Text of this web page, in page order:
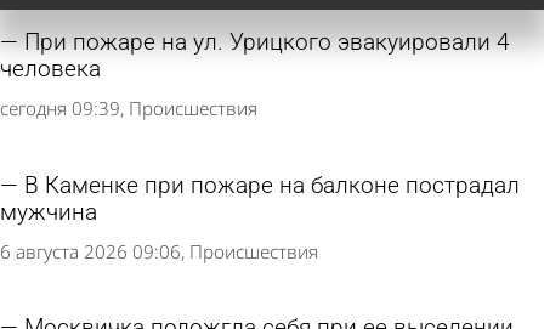
При пожаре на ул. Урицкого эвакуировали 4
человека
сегодня 09:39 Происшествия
В Каменке при пожаре на балконе пострадал
мужчина
6 августа 2026 09:06 Происшествия